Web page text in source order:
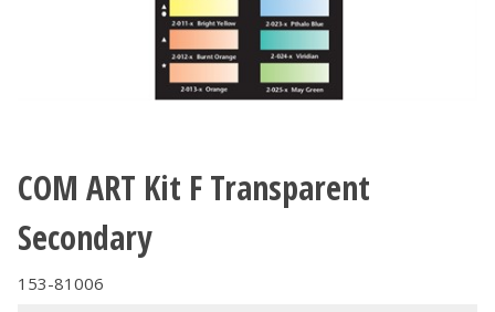
COM ART Kit F Transparent
Secondary
153-81006